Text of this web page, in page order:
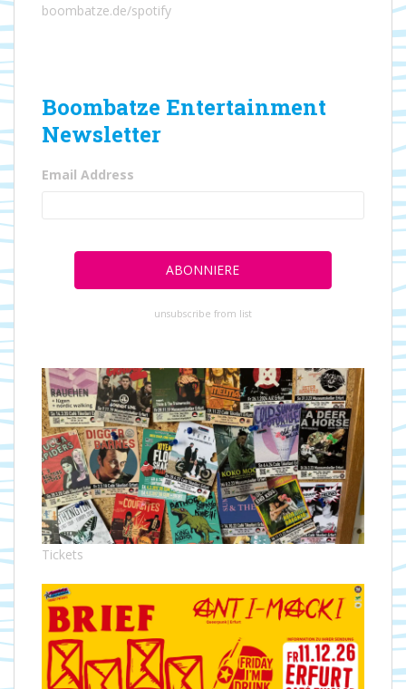
boombatze.de/spotify
Boombatze Entertainment
Newsletter
Email Address
unsubscribe from list
Tickets